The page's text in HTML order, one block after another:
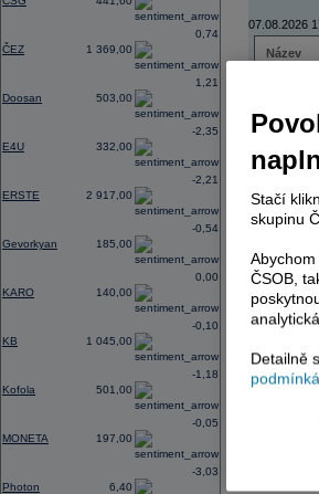
ČEZ 1 369,00
0,74
Doosan 503,00
1,21
E4U 332,00
-2,35
ERSTE 2 917,00
-2,21
Gevorkyan 185,00
-0,54
KARO 140,00
0,00
KB 1 045,00
-0,10
Kofola 501,00
-1,18
MONETA 197,00
-0,05
Photon 6,40
-3,03
07.08.2026
Název
ERSTE
TMR
AD
Region
Stačí
skupinu
ČSOB,
Detailně